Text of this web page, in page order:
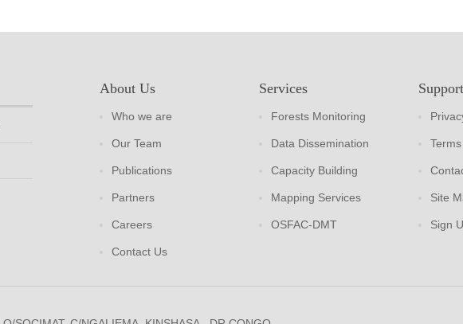
About Us
Who we are
Our Team
Publications
Partners
Careers
Contact Us
Services
Forests Monitoring
Data Dissemination
Capacity Building
Mapping Services
OSFAC-DMT
Support
Site
Sign